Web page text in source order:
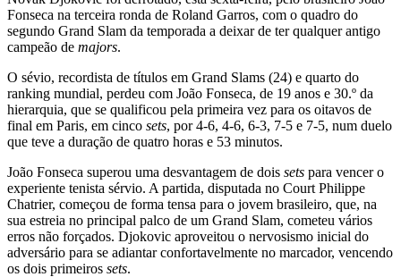
Fonseca na terceira ronda de Roland Garros, com o quadro do
segundo Grand Slam da temporada a deixar de ter qualquer antigo
campeão de majors.
O sévio, recordista de títulos em Grand Slams (24) e quarto do
ranking mundial, perdeu com João Fonseca, de 19 anos e 30.º da
hierarquia, que se qualificou pela primeira vez para os oitavos de
final em Paris, em cinco sets, por 4-6, 4-6, 6-3, 7-5 e 7-5, num duelo
que teve a duração de quatro horas e 53 minutos.
João Fonseca superou uma desvantagem de dois sets para vencer o
experiente tenista sérvio. A partida, disputada no Court Philippe
Chatrier, começou de forma tensa para o jovem brasileiro, que, na
sua estreia no principal palco de um Grand Slam, cometeu vários
erros não forçados. Djokovic aproveitou o nervosismo inicial do
adversário para se adiantar confortavelmente no marcador, vencendo
os dois primeiros sets.